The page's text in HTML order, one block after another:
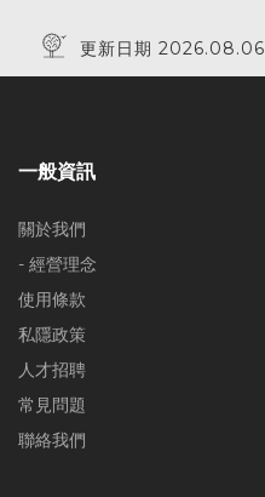
更新日期 2026.08.06
一般資訊
關於我們
- 經營理念
使用條款
私隱政策
人才招聘
常見問題
聯絡我們